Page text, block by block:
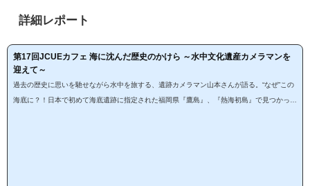
詳細レポート
第17回JCUEカフェ 海に沈んだ歴史のかけら ～水中文化遺産カメラマンを
迎えて～
過去の歴史に思いを馳せながら水中を旅する、遺跡カメラマン山本さんが語る。“なぜ”この
海底に？！日本で初めて海底遺跡に指定された福岡県『鷹島』、『熱海初島』で見つかった